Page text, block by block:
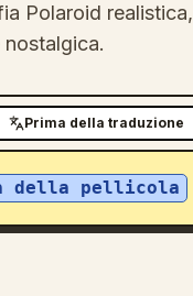
Polaroid realistica,
Prima della traduzione
della pellicola